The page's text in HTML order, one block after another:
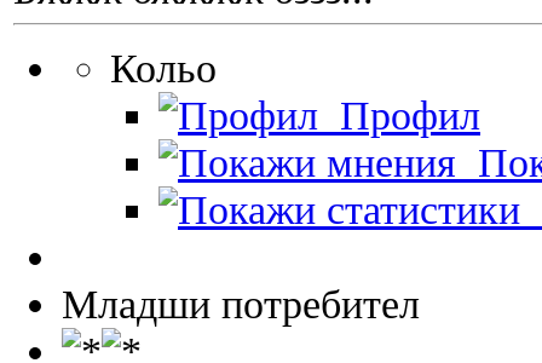
Кольо
Профил
Младши потребител